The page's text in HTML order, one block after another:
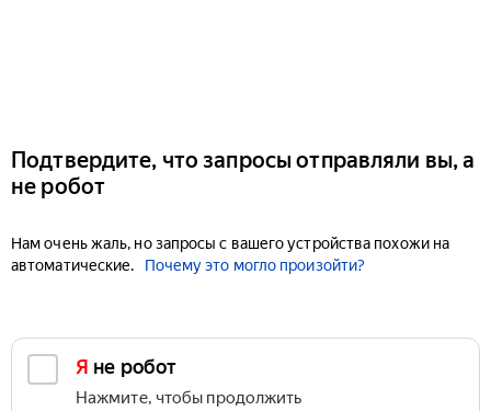
Подтвердите, что запросы отправляли вы, а
не робот
Нам очень жаль, но запросы с вашего устройства похожи на
автоматические.
Почему это могло произойти?
Я не робот
Нажмите, чтобы продолжить